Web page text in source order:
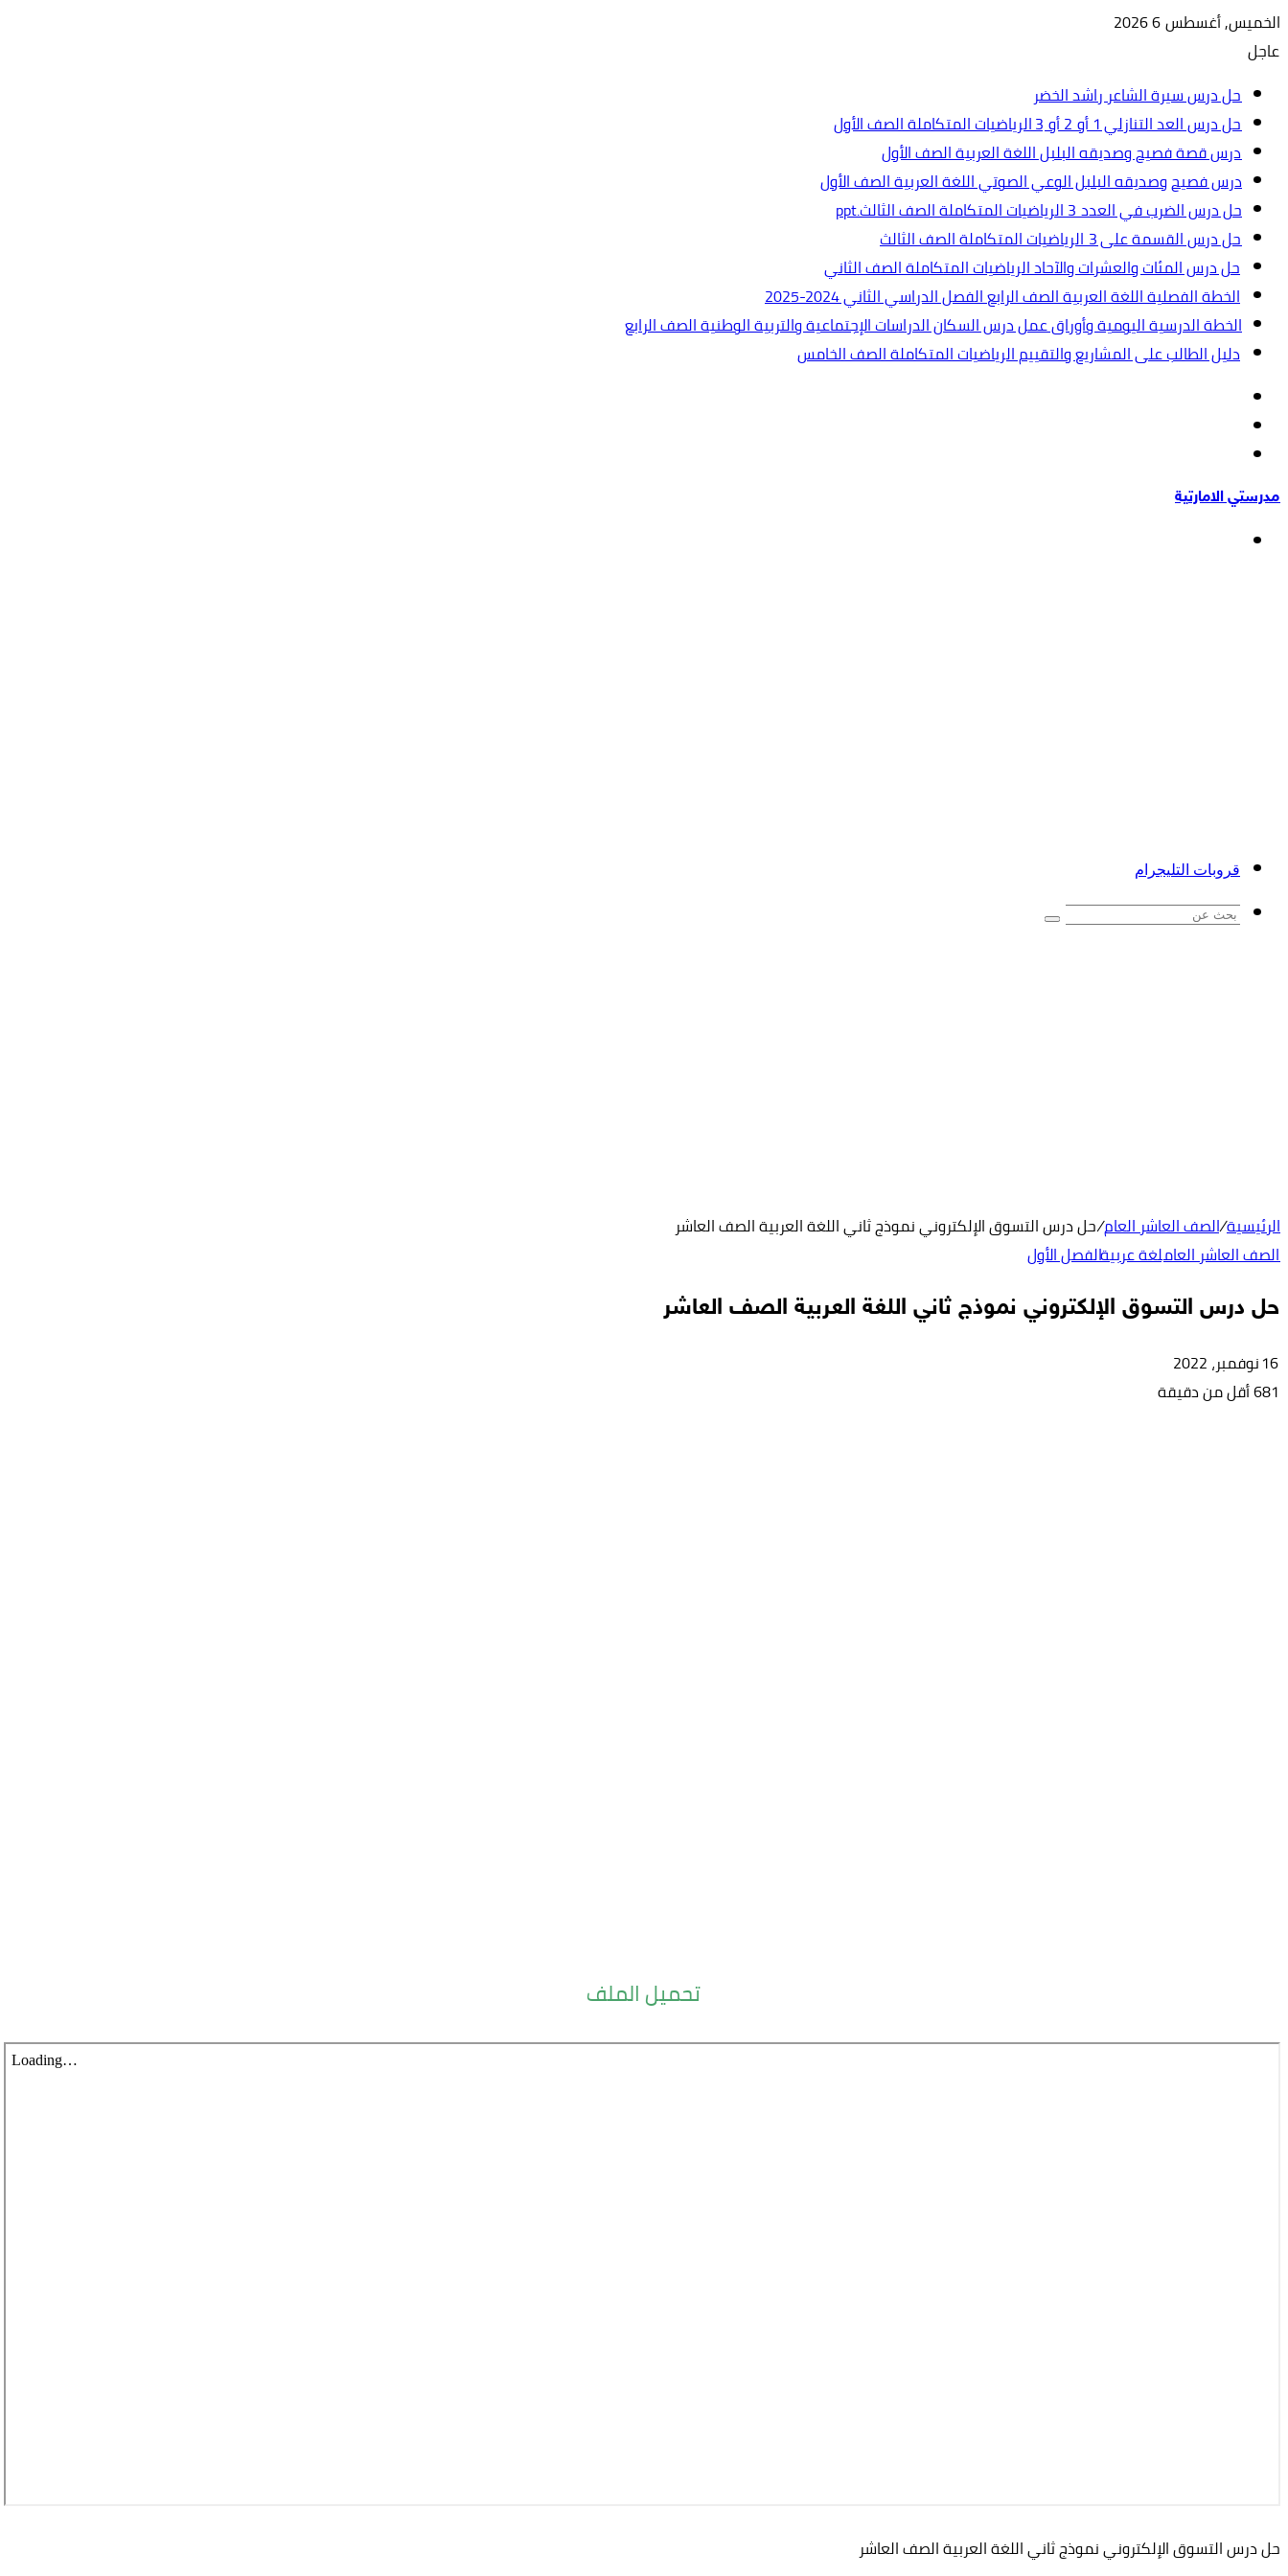
الخميس, أغسطس 6 2026
عاجل
حل درس سيرة الشاعر راشد الخضر
حل درس العد التنازلي 1 أو 2 أو 3 الرياضيات المتكاملة الصف الأول
درس قصة فصيح وصديقه البلبل اللغة العربية الصف الأول
درس فصيح وصديقه البلبل الوعي الصوتي اللغة العربية الصف الأول
حل درس الضرب في العدد 3 الرياضيات المتكاملة الصف الثالث.ppt
حل درس القسمة على 3 الرياضيات المتكاملة الصف الثالث
حل درس المئات والعشرات والآحاد الرياضيات المتكاملة الصف الثاني
الخطة الفصلية اللغة العربية الصف الرابع الفصل الدراسي الثاني 2024-2025
الخطة الدرسية اليومية وأوراق عمل درس السكان الدراسات الإجتماعية والتربية الوطنية الصف الرابع
دليل الطالب على المشاريع والتقييم الرياضيات المتكاملة الصف الخامس
عمود
جانبي
مدرستي الامارتية
قروبات التليجرام
بحث
الرئيسية/الصف العاشر العام/حل درس التسوق الإلكتروني نموذج ثاني اللغة العربية الصف العاشر
الصف العاشر العاملغة عربيةالفصل الأول
حل درس التسوق الإلكتروني نموذج ثاني اللغة العربية الصف العاشر
16 نوفمبر، 2022
681أقل من دقيقة
تحميل الملف
حل درس التسوق الإلكتروني نموذج ثاني اللغة العربية الصف العاشر